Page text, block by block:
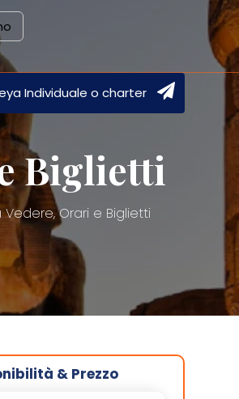
Individuale o charter
Biglietti
Vedere, Orari e Biglietti
& Prezzo